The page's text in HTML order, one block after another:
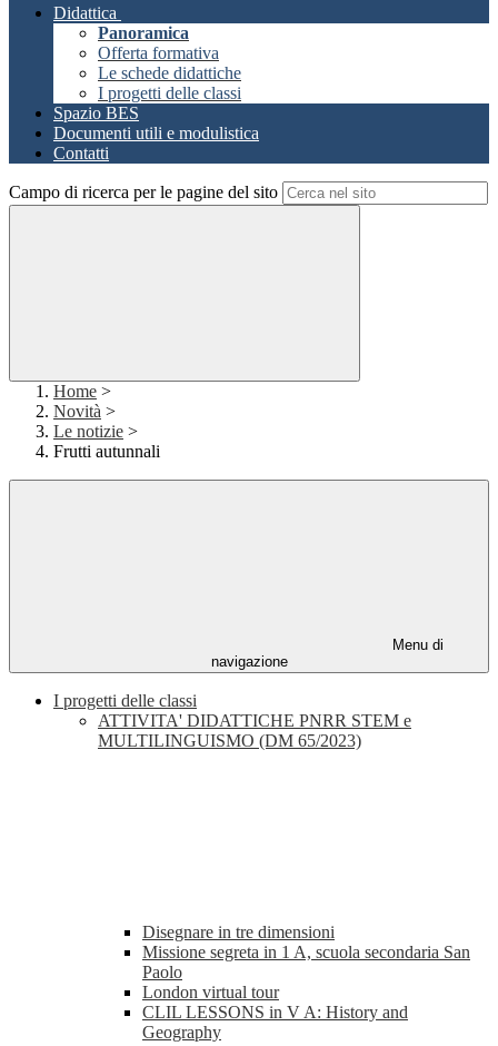
Didattica
Panoramica
Offerta formativa
Le schede didattiche
I progetti delle classi
Spazio BES
Documenti utili e modulistica
Contatti
Campo di ricerca per le pagine del sito
Home >
Novità >
Le notizie >
Frutti autunnali
Menu di
navigazione
I progetti delle classi
ATTIVITA' DIDATTICHE PNRR STEM e
MULTILINGUISMO (DM 65/2023)
Disegnare in tre dimensioni
Missione segreta in 1 A, scuola secondaria San
Paolo
London virtual tour
CLIL LESSONS in V A: History and
Geography